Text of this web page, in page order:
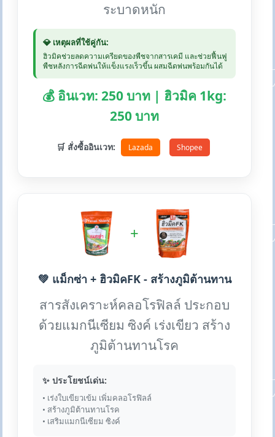
ระบาดหนัก
💎 เหตุผลที่ใช้คู่กัน:
ฮิวมิคช่วยลดความเครียดของพืชจากสารเคมี และช่วยฟื้นฟู
พืชหลังการฉีดพ่นให้แข็งแรงเร็วขึ้น ผสมฉีดพ่นพร้อมกันได้
💰 อินเวท: 250 บาท | ฮิวมิค 1kg:
250 บาท
🛒 สั่งซื้ออินเวท: Lazada Shopee
+
💚 แม็กซ่า + ฮิวมิคFK - สร้างภูมิต้านทาน
สารสังเคราะห์คลอโรฟิลล์ ประกอบ
ด้วยแมกนีเซียม ซิงค์ เร่งเขียว สร้าง
ภูมิต้านทานโรค
✨ ประโยชน์เด่น:
• เร่งใบเขียวเข้ม เพิ่มคลอโรฟิลล์
• สร้างภูมิต้านทานโรค
• เสริมแมกนีเซียม ซิงค์